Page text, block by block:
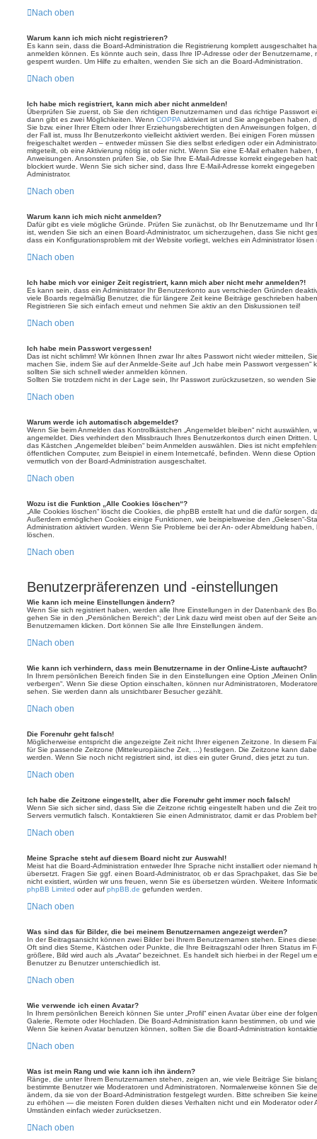
Nach oben
Warum kann ich mich nicht registrieren?
Es kann sein, dass die Board-Administration die Registrierung komplett ausgeschaltet
anmelden können. Es könnte auch sein, dass Ihre IP-Adresse oder der Benutzername,
gesperrt wurden. Um Hilfe zu erhalten, wenden Sie sich an die Board-Administration.
Nach oben
Ich habe mich registriert, kann mich aber nicht anmelden!
Überprüfen Sie zuerst, ob Sie den richtigen Benutzernamen und das richtige Passwort
dann gibt es zwei Möglichkeiten. Wenn COPPA aktiviert ist und Sie angegeben haben,
Sie bzw. einer Ihrer Eltern oder Ihrer Erziehungsberechtigten den Anweisungen folgen,
der Fall ist, muss Ihr Benutzerkonto vielleicht aktiviert werden. Bei einigen Foren
freigeschaltet werden – entweder müssen Sie dies selbst erledigen oder ein
mitgeteilt, ob eine Aktivierung nötig ist oder nicht. Wenn Sie eine E-Mail erhalten
Anweisungen. Ansonsten prüfen Sie, ob Sie Ihre E-Mail-Adresse korrekt eingegeben
blockiert wurde. Wenn Sie sich sicher sind, dass Ihre E-Mail-Adresse korrekt
Administrator.
Nach oben
Warum kann ich mich nicht anmelden?
Dafür gibt es viele mögliche Gründe. Prüfen Sie zunächst, ob Ihr Benutzername und Ihr
ist, wenden Sie sich an einen Board-Administrator, um sicherzugehen, dass Sie nicht
dass ein Konfigurationsproblem mit der Website vorliegt, welches ein Administrator lösen
Nach oben
Ich habe mich vor einiger Zeit registriert, kann mich aber nicht mehr anmelden?!
Es kann sein, dass ein Administrator Ihr Benutzerkonto aus verschieden Gründen
viele Boards regelmäßig Benutzer, die für längere Zeit keine Beiträge geschrieben
Registrieren Sie sich einfach erneut und nehmen Sie aktiv an den Diskussionen teil!
Nach oben
Ich habe mein Passwort vergessen!
Das ist nicht schlimm! Wir können Ihnen zwar Ihr altes Passwort nicht wieder mitteilen,
machen Sie, indem Sie auf der Anmelde-Seite auf „Ich habe mein Passwort
sollten Sie sich schnell wieder anmelden können.
Sollten Sie trotzdem nicht in der Lage sein, Ihr Passwort zurückzusetzen, so wenden
Nach oben
Warum werde ich automatisch abgemeldet?
Wenn Sie beim Anmelden das Kontrollkästchen „Angemeldet bleiben“ nicht auswählen,
angemeldet. Dies verhindert den Missbrauch Ihres Benutzerkontos durch einen Dritten.
das Kästchen „Angemeldet bleiben“ beim Anmelden auswählen. Dies ist nicht
öffentlichen Computer, zum Beispiel in einem Internetcafé, befinden. Wenn diese
vermutlich von der Board-Administration ausgeschaltet.
Nach oben
Wozu ist die Funktion „Alle Cookies löschen“?
„Alle Cookies löschen“ löscht die Cookies, die phpBB erstellt hat und die dafür sorgen,
Außerdem ermöglichen Cookies einige Funktionen, wie beispielsweise den „Gelesen“-
Administration aktiviert wurden. Wenn Sie Probleme bei der An- oder Abmeldung
löschen.
Nach oben
Benutzerpräferenzen und -einstellungen
Wie kann ich meine Einstellungen ändern?
Wenn Sie sich registriert haben, werden alle Ihre Einstellungen in der Datenbank des
gehen Sie in den „Persönlichen Bereich“; der Link dazu wird meist oben auf der Seite
Benutzernamen klicken. Dort können Sie alle Ihre Einstellungen ändern.
Nach oben
Wie kann ich verhindern, dass mein Benutzername in der Online-Liste auftaucht?
In Ihrem persönlichen Bereich finden Sie in den Einstellungen eine Option „Meinen
verbergen“. Wenn Sie diese Option einschalten, können nur Administratoren,
sehen. Sie werden dann als unsichtbarer Besucher gezählt.
Nach oben
Die Forenuhr geht falsch!
Möglicherweise entspricht die angezeigte Zeit nicht Ihrer eigenen Zeitzone. In diesem
für Sie passende Zeitzone (Mitteleuropäische Zeit, ...) festlegen. Die Zeitzone kann
werden. Wenn Sie noch nicht registriert sind, ist dies ein guter Grund, dies jetzt zu tun.
Nach oben
Ich habe die Zeitzone eingestellt, aber die Forenuhr geht immer noch falsch!
Wenn Sie sich sicher sind, dass Sie die Zeitzone richtig eingestellt haben und die Zeit
Servers vermutlich falsch. Kontaktieren Sie einen Administrator, damit er das Problem
Nach oben
Meine Sprache steht auf diesem Board nicht zur Auswahl!
Meist hat die Board-Administration entweder Ihre Sprache nicht installiert oder niemand
übersetzt. Fragen Sie ggf. einen Board-Administrator, ob er das Sprachpaket, das Sie
nicht existiert, würden wir uns freuen, wenn Sie es übersetzen würden. Weitere
phpBB Limited oder auf phpBB.de gefunden werden.
Nach oben
Was sind das für Bilder, die bei meinem Benutzernamen angezeigt werden?
In der Beitragsansicht können zwei Bilder bei Ihrem Benutzernamen stehen. Eines
Oft sind dies Sterne, Kästchen oder Punkte, die Ihre Beitragszahl oder Ihren Status im
größere, Bild wird auch als „Avatar“ bezeichnet. Es handelt sich hierbei in der Regel um
Benutzer zu Benutzer unterschiedlich ist.
Nach oben
Wie verwende ich einen Avatar?
In Ihrem persönlichen Bereich können Sie unter „Profil“ einen Avatar über eine der
Galerie, Remote oder Hochladen. Die Board-Administration kann bestimmen, ob und
Wenn Sie keinen Avatar benutzen können, sollten Sie die Board-Administration
Nach oben
Was ist mein Rang und wie kann ich ihn ändern?
Ränge, die unter Ihrem Benutzernamen stehen, zeigen an, wie viele Beiträge Sie
bestimmte Benutzer wie Moderatoren und Administratoren. Normalerweise können Sie
ändern, da sie von der Board-Administration festgelegt wurden. Bitte schreiben Sie
zu erhöhen — die meisten Foren dulden dieses Verhalten nicht und ein Moderator oder
Umständen einfach wieder zurücksetzen.
Nach oben